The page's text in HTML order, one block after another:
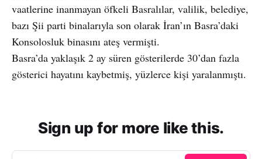
vaatlerine inanmayan öfkeli Basralılar, valilik, belediye,
bazı Şii parti binalarıyla son olarak İran’ın Basra’daki
Konsolosluk binasını ateş vermişti.
Basra’da yaklaşık 2 ay süren gösterilerde 30’dan fazla
gösterici hayatını kaybetmiş, yüzlerce kişi yaralanmıştı.
Sign up for more like this.